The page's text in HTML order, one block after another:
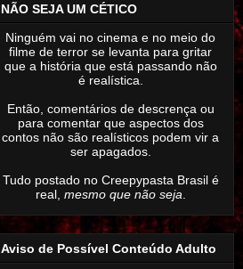
NÃO SEJA UM CÉTICO
Ninguém vai no cinema e no meio do
filme de terror se levanta para gritar
que a história que está passando não
é realística.
Então, comentários de descrença ou
para comentar que aspectos dos
contos não são realísticos podem vir a
ser apagados.
Tudo postado no Creepypasta Brasil é
real, mesmo que não seja
Aviso de Possível Conteúdo Adulto